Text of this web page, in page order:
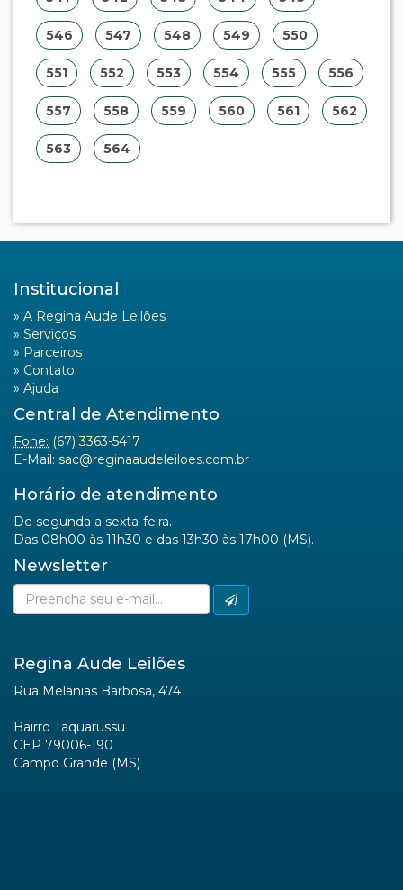
546 547 548 549 550
551 552 553 554 555 556
557 558 559 560 561 562
563 564
Institucional
» A Regina Aude Leilões
» Serviços
» Parceiros
» Contato
» Ajuda
Central de Atendimento
Fone: (67) 3363-5417
E-Mail: sac@reginaaudeleiloes.com.br
Horário de atendimento
De segunda a sexta-feira.
Das 08h00 às 11h30 e das 13h30 às 17h00 (MS).
Newsletter
Regina Aude Leilões
Rua Melanias Barbosa, 474
Bairro Taquarussu
CEP 79006-190
Campo Grande (MS)